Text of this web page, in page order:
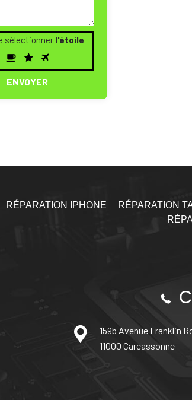
sélectionner l'étoile
Merci
de
sélectionner
RÉPARATION IPHONE RÉPARATION
159b Avenue Franklin
11000 Carcassonne